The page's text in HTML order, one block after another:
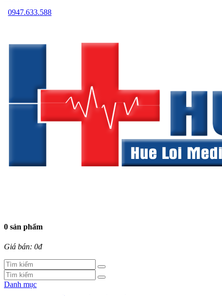
0947.633.588
0 sản phẩm
Giá bán: 0đ
Danh mục